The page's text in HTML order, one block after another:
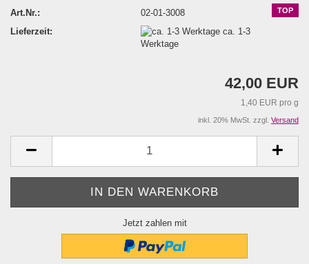
TOP
Art.Nr.:
02-01-3008
Lieferzeit:
ca. 1-3
Werktage
42,00 EUR
1,40 EUR pro g
inkl. 20% MwSt. zzgl. Versand
Jetzt zahlen mit